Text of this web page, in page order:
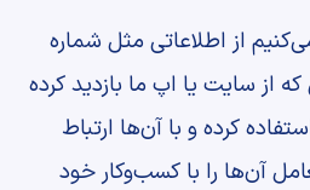
از اطلاعاتی مثل شماره
از سایت یا اپ ما بازدید کرده
کرده و با آن‌ها ارتباط
آن‌ها را با کسب‌وکار خود